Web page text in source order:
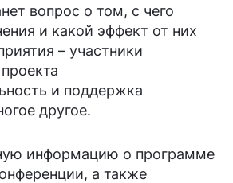
вопрос о том, с чего
и какой эффект от них
– участники
и поддержка
другое.
информацию о программе
а также